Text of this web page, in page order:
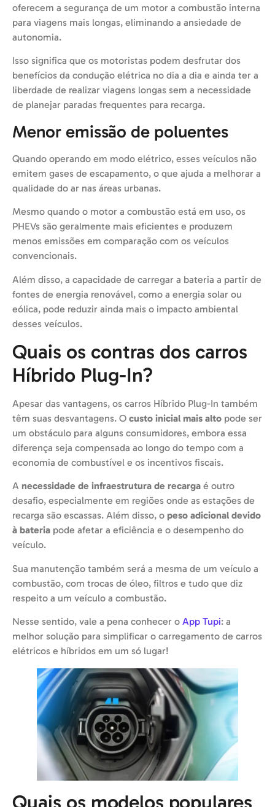
oferecem a segurança de um motor a combustão interna
para viagens mais longas, eliminando a ansiedade de
autonomia.
Isso significa que os motoristas podem desfrutar dos
benefícios da condução elétrica no dia a dia e ainda ter a
liberdade de realizar viagens longas sem a necessidade
de planejar paradas frequentes para recarga.
Menor emissão de poluentes
Quando operando em modo elétrico, esses veículos não
emitem gases de escapamento, o que ajuda a melhorar a
qualidade do ar nas áreas urbanas.
Mesmo quando o motor a combustão está em uso, os
PHEVs são geralmente mais eficientes e produzem
menos emissões em comparação com os veículos
convencionais.
Além disso, a capacidade de carregar a bateria a partir de
fontes de energia renovável, como a energia solar ou
eólica, pode reduzir ainda mais o impacto ambiental
desses veículos.
Quais os contras dos carros
Híbrido Plug-In?
Apesar das vantagens, os carros Híbrido Plug-In também
têm suas desvantagens. O custo inicial mais alto pode ser
um obstáculo para alguns consumidores, embora essa
diferença seja compensada ao longo do tempo com a
economia de combustível e os incentivos fiscais.
A necessidade de infraestrutura de recarga é outro
desafio, especialmente em regiões onde as estações de
recarga são escassas. Além disso, o peso adicional devido
à bateria pode afetar a eficiência e o desempenho do
veículo.
Sua manutenção também será a mesma de um veículo a
combustão, com trocas de óleo, filtros e tudo que diz
respeito a um veículo a combustão.
Nesse sentido, vale a pena conhecer o App Tupi: a
melhor solução para simplificar o carregamento de carros
elétricos e híbridos em um só lugar!
Quais os modelos populares